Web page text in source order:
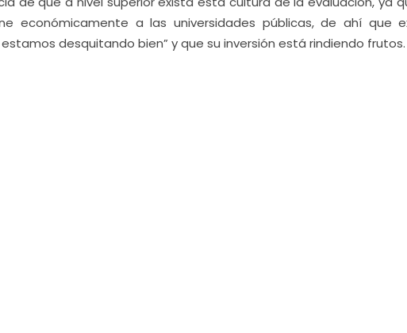
económicamente a las universidades públicas, de ahí que
desquitando bien” y que su inversión está rindiendo frutos.